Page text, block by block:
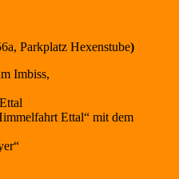
Parkplatz Hexenstube)
Imbiss,
Ettal“ mit dem